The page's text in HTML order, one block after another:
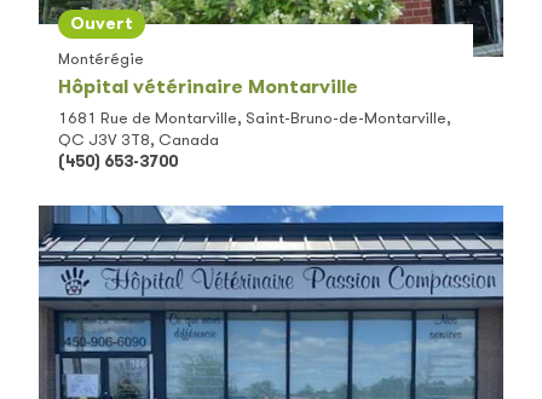
Hôpital vétérinaire Montarville
Ouvert
Montérégie
1681 Rue de Montarville, Saint-Bruno-de-Montarville,
QC J3V 3T8, Canada
(450) 653-3700